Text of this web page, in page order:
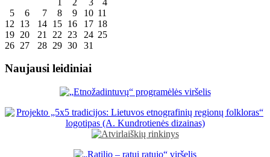
5
6 7 8 9 10 11
12
13 14 15 16 17 18
19 20 21 22 23 24 25
26 27 28 29 30 31
Naujausi leidiniai